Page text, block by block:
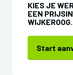
KIES JE
EEN
WIJKEROOG.
Start